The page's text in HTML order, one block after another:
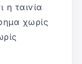
η ταινία
χωρίς